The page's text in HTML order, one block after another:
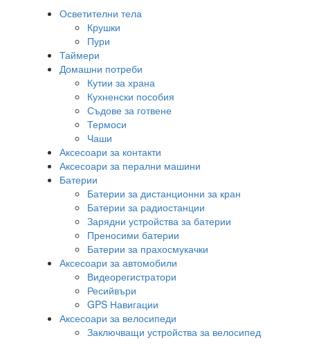
Осветителни тела
Крушки
Пури
Таймери
Домашни потреби
Кутии за храна
Кухненски пособия
Съдове за готвене
Термоси
Чаши
Аксесоари за контакти
Аксесоари за перални машини
Батерии
Батерии за дистанционни за кран
Батерии за радиостанции
Зарядни устройства за батерии
Преносими батерии
Батерии за прахосмукачки
Аксесоари за автомобили
Видеорегистратори
Ресийвъри
GPS Навигации
Аксесоари за велосипеди
Заключващи устройства за велосипед